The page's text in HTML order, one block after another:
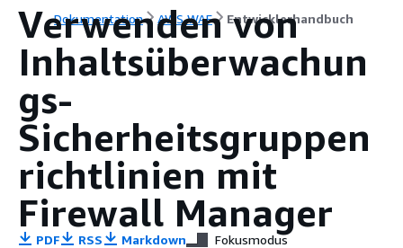
Dokumentation AWS WAF Entwicklerhandbuch
Verwenden von
Inhaltsüberwachun
gs-
Sicherheitsgruppen
richtlinien mit
Firewall Manager
PDF RSS Markdown Fokusmodus